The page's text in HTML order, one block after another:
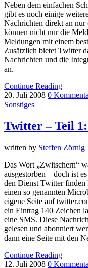
Neben dem einfachen
gibt es noch einige
Nachrichten direkt an nur
können nicht nur die
Meldungen mit einem
Zusätzlich bietet Twitter
Nachrichten und die
an.
Continue Reading
20. Juli 2008 0
Sonstiges
Twitter – Teil
written by Steffen Zörnig
Das Wort „Zwitschern“
ausgestorben – doch ist
den Dienst Twitter finden
einen so genannten
eigene Seite auf
ein Eintrag 140 Zeichen
eine SMS. Diese
gelesen und abonniert
dann eine Seite mit den
Continue Reading
12. Juli 2008 0